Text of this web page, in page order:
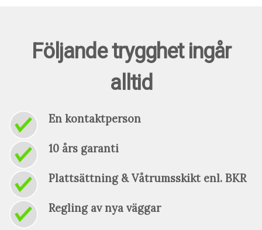
Följande trygghet ingår
alltid
En kontaktperson
10 års garanti
Plattsättning & Våtrumsskikt enl. BKR
Regling av nya väggar